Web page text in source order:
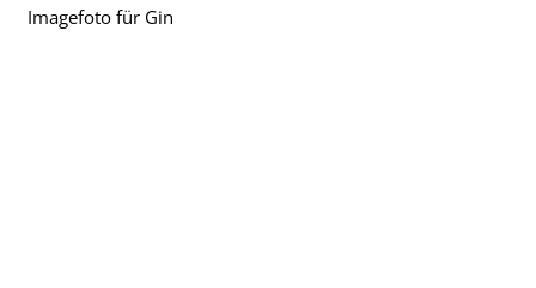
Imagefoto für Gin